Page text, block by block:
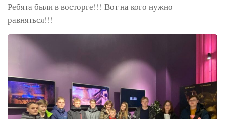
Ребята были в восторге!!! Вот на кого нужно
равняться!!!